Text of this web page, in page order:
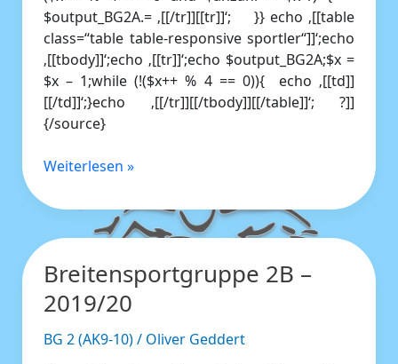
$output_BG2A.= ‚[[/tr]][[tr]]‘; }} echo ‚[[table
class=“table table-responsive sportler“]]‘;echo
‚[[tbody]]‘;echo ‚[[tr]]‘;echo $output_BG2A;$x =
$x – 1;while (!($x++ % 4 == 0)){ echo ‚[[td]]
[[/td]]‘;}echo ‚[[/tr]][[/tbody]][[/table]]‘; ?]]
{/source}
Weiterlesen »
Breitensportgruppe 2B –
2019/20
BG 2 (AK9-10)/ Oliver Geddert
Breitensportgruppe
–
2019/20